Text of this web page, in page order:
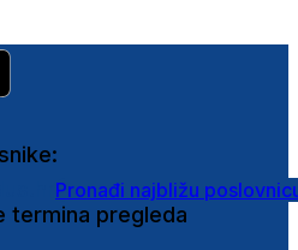
Pronađi najbližu
termina pregleda